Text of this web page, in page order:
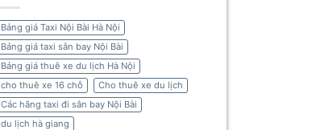
Bảng giá Taxi Nội Bài Hà Nội
Bảng giá taxi sân bay Nội Bài
Bảng giá thuê xe du lịch Hà Nội
cho thuê xe 16 chỗ
Cho thuê xe du lịch
Các hãng taxi đi sân bay Nội Bài
du lịch hà giang